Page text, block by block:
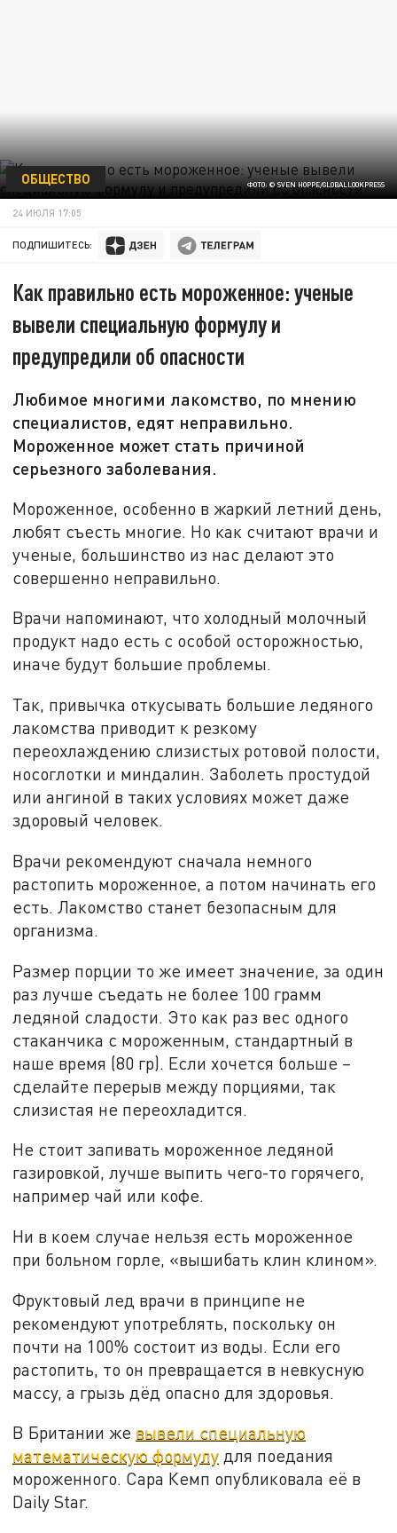
ФОТО: © SVEN HOPPE/GLOBALLOOKPRESS
ОБЩЕСТВО
24 ИЮЛЯ 17:05
ПОДПИШИТЕСЬ:
Как правильно есть мороженное: ученые
вывели специальную формулу и
предупредили об опасности
Любимое многими лакомство, по мнению
специалистов, едят неправильно.
Мороженное может стать причиной
серьезного заболевания.
Мороженное, особенно в жаркий летний день,
любят съесть многие. Но как считают врачи и
ученые, большинство из нас делают это
совершенно неправильно.
Врачи напоминают, что холодный молочный
продукт надо есть с особой осторожностью,
иначе будут большие проблемы.
Так, привычка откусывать большие ледяного
лакомства приводит к резкому
переохлаждению слизистых ротовой полости,
носоглотки и миндалин. Заболеть простудой
или ангиной в таких условиях может даже
здоровый человек.
Врачи рекомендуют сначала немного
растопить мороженное, а потом начинать его
есть. Лакомство станет безопасным для
организма.
Размер порции то же имеет значение, за один
раз лучше съедать не более 100 грамм
ледяной сладости. Это как раз вес одного
стаканчика с мороженным, стандартный в
наше время (80 гр). Если хочется больше –
сделайте перерыв между порциями, так
слизистая не переохладится.
Не стоит запивать мороженное ледяной
газировкой, лучше выпить чего-то горячего,
например чай или кофе.
Ни в коем случае нельзя есть мороженное
при больном горле, «вышибать клин клином».
Фруктовый лед врачи в принципе не
рекомендуют употреблять, поскольку он
почти на 100% состоит из воды. Если его
растопить, то он превращается в невкусную
массу, а грызь дёд опасно для здоровья.
В Британии же вывели специальную
математическую формулу для поедания
мороженного. Сара Кемп опубликовала её в
Daily Star.